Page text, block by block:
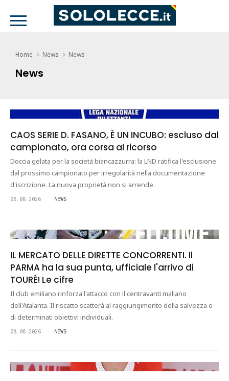
Home News News
News
CAOS SERIE D. FASANO, È UN INCUBO: escluso dal
campionato, ora corsa al ricorso
Doccia gelata per la società biancazzurra: la LND ratifica l'esclusione
dal prossimo campionato per irregolarità nella documentazione
d'iscrizione. La nuova proprietà non si arrende.
08.08.2026 NEWS
IL MERCATO DELLE DIRETTE CONCORRENTI. Il
PARMA ha la sua punta, ufficiale l'arrivo di
TOURÉ! Le cifre
Il club emiliano rinforza l'attacco con il centravanti maliano
dell'Atalanta. Il riscatto scatterà al raggiungimento della salvezza e
di determinati obiettivi individuali.
08.08.2026 NEWS